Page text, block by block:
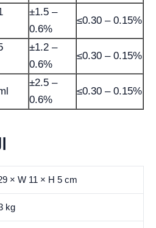
±1.5 –
0.6%
≤0.30 – 0.15%
±1.2 –
0.6%
≤0.30 – 0.15%
±2.5 –
0.6%
≤0.30 – 0.15%
× W 11 × H 5 cm
kg